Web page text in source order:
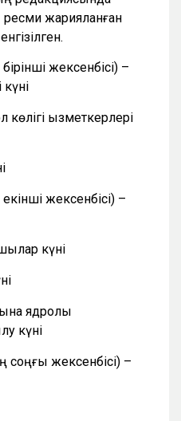
жарияланған
жексенбісі) –
күні
қызметкерлері
жексенбісі) –
күні
ядролық
күні
жексенбісі) –